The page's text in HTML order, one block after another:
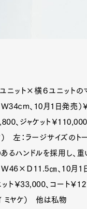
ニット×横６ユニットの
34cm、10月1日発売）
、ジャケット￥
） 左：ラージサイズの
あるハンドルを採用し、
46×Ｄ11.5㎝、10月1日
ト￥33,000、コート￥
ミヤケ） 他は私物